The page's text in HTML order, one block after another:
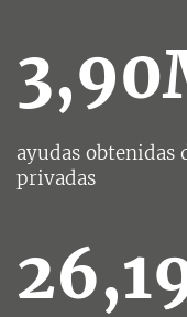
ayudas
privadas